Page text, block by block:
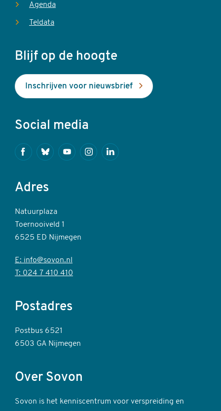
Agenda
Teldata
Blijf op de hoogte
Inschrijven voor nieuwsbrief
Social media
FacebookBlueskyYoutubeInstagramLinkedin
Adres
Natuurplaza
Toernooiveld 1
6525 ED Nijmegen
E: info@sovon.nl
T: 024 7 410 410
Postadres
Postbus 6521
6503 GA Nijmegen
Over Sovon
Sovon is het kenniscentrum voor verspreiding en